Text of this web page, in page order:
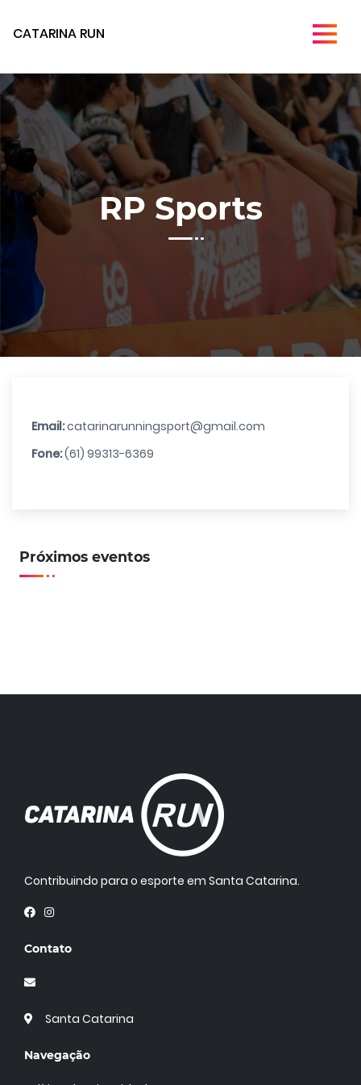
CATARINA RUN
RP Sports
Email:catarinarunningsport@gmail.com
Fone:(61) 99313-6369
Próximos eventos
Contribuindo para o esporte em Santa Catarina.
Contato
Santa Catarina
Navegação